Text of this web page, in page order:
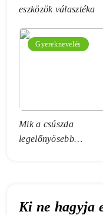
eszközök választéka
Gyereknevelés
Mik a csúszda
legelőnyösebb
Ki ne hagyja